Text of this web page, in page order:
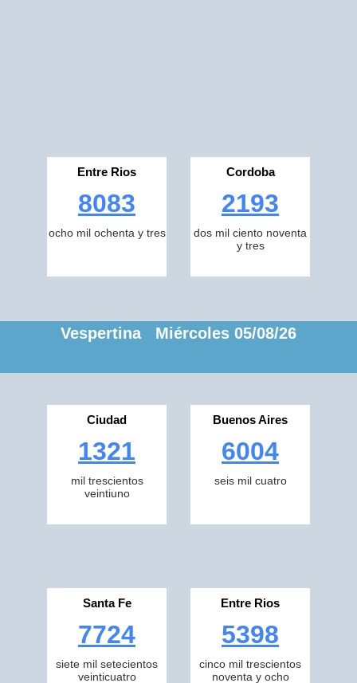
Entre Rios
8083
ocho mil ochenta y tres
Cordoba
2193
dos mil ciento noventa
y tres
Vespertina Miércoles 05/08/26
Ciudad
1321
mil trescientos
veintiuno
Buenos Aires
6004
seis mil cuatro
Santa Fe
7724
siete mil setecientos
veinticuatro
Entre Rios
5398
cinco mil trescientos
noventa y ocho